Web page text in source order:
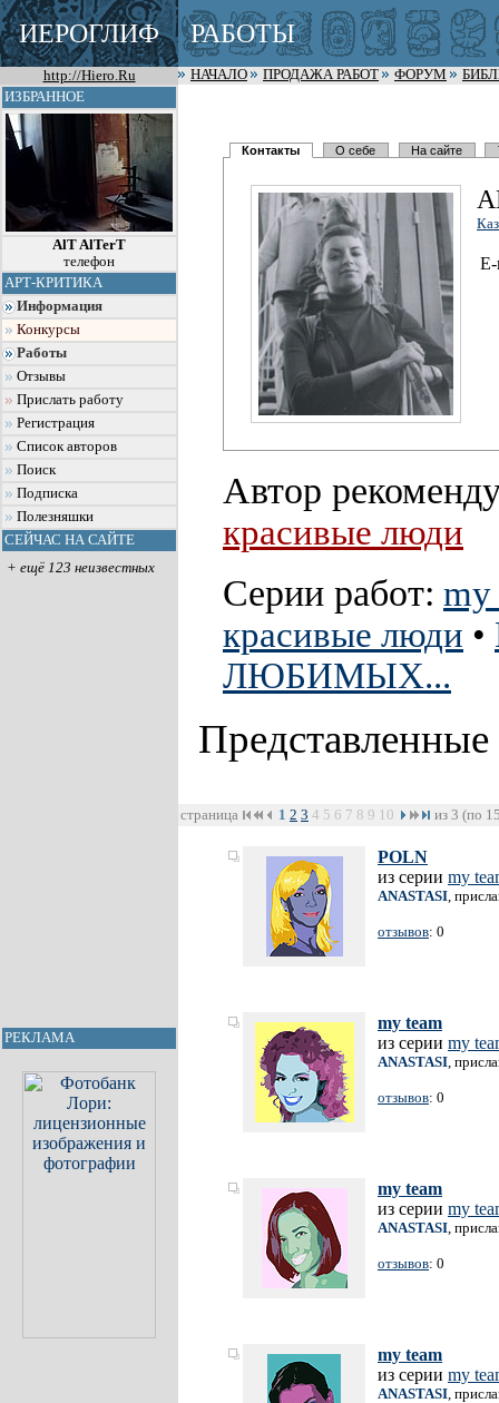
ИЕРОГЛИФ РАБОТЫ
http://Hiero.Ru НАЧАЛО ПРОДАЖА РАБОТ ФОРУМ
ИЗБРАННОЕ
AlT AlTerT
телефон
АРТ-КРИТИКА
Информация
Конкурсы
Работы
Отзывы
Прислать работу
Регистрация
Список авторов
Поиск
Подписка
Полезняшки
СЕЙЧАС НА САЙТЕ
+ ещё 123 неизвестных
РЕКЛАМА
Контакты О себе На сайте
Автор
красивые люди
Серии работ: my
красивые люди •
ЛЮБИМЫХ...
страница 1 2 3 4 5 6 7 8 9 10 из 3 (по
POLN
из серии my
ANASTASI,
отзывов: 0
my team
из серии my
ANASTASI,
отзывов: 0
my team
из серии my
ANASTASI,
отзывов: 0
my team
из серии my
ANASTASI,